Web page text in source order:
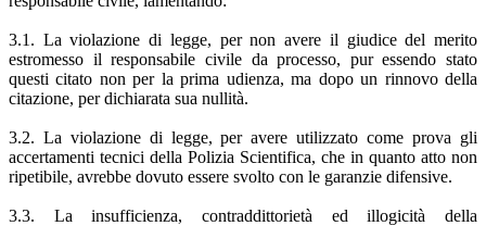
3.1. La violazione di legge, per non avere il giudice del merito
estromesso il responsabile civile da processo, pur essendo stato
questi citato non per la prima udienza, ma dopo un rinnovo della
citazione, per dichiarata sua nullità.
3.2. La violazione di legge, per avere utilizzato come prova gli
accertamenti tecnici della Polizia Scientifica, che in quanto atto non
ripetibile, avrebbe dovuto essere svolto con le garanzie difensive.
3.3. La insufficienza, contraddittorietà ed illogicità della